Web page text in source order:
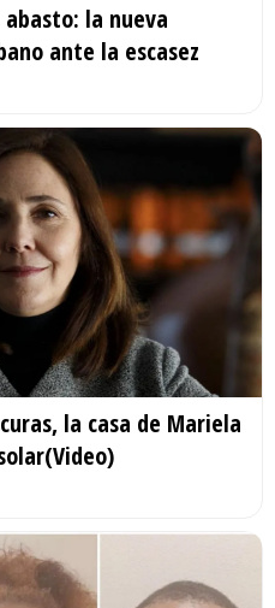
la nueva
ante la escasez
la casa de Mariela